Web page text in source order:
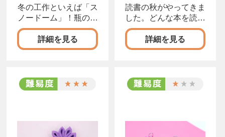
どを使った簡単な作
り...
冬の工作といえば「ス
ノードーム」！瓶の中
でキラキラ舞うラメは
詳細を見る
順を写真付きで解説
読書の秋がやってきま
した。どんな本を読ん
でいるか、周囲の人に
詳細を見る